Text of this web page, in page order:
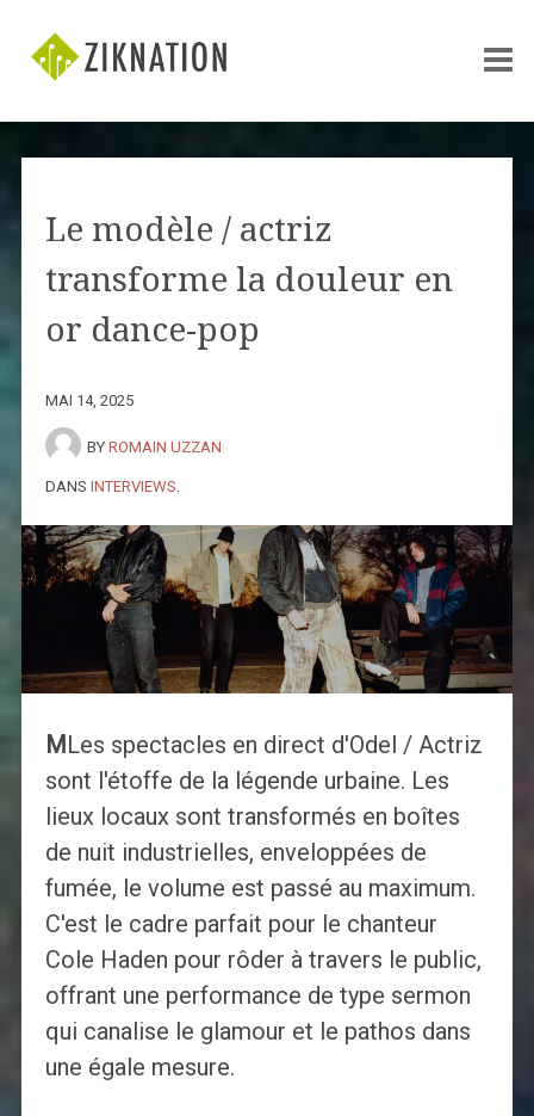
Le modèle / actriz
transforme la douleur en
or dance-pop
MAI 14, 2025
BY ROMAIN UZZAN
DANS INTERVIEWS
M Les spectacles en direct d'Odel / Actriz
sont l'étoffe de la légende urbaine. Les
lieux locaux sont transformés en boîtes
de nuit industrielles, enveloppées de
fumée, le volume est passé au maximum.
C'est le cadre parfait pour le chanteur
Cole Haden pour rôder à travers le public,
offrant une performance de type sermon
qui canalise le glamour et le pathos dans
une égale mesure.